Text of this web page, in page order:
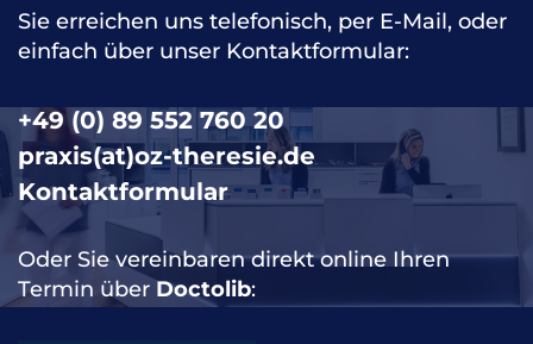
Sie erreichen uns telefonisch, per E-Mail, oder
einfach über unser Kontaktformular:
+49 (0) 89 552 760 20
praxis(at)oz-theresie.de
Kontaktformular
Oder Sie vereinbaren direkt online Ihren
Termin überDoctolib: